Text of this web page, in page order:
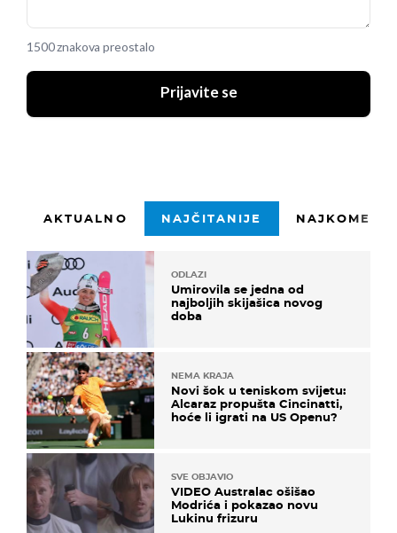
1500 znakova preostalo
Prijavite se
AKTUALNO NAJČITANIJE
ODLAZI
Umirovila se jedna od
najboljih skijašica novog
doba
NEMA KRAJA
Novi šok u teniskom svijetu:
Alcaraz propušta Cincinatti,
hoće li igrati na US Openu?
SVE OBJAVIO
VIDEO Australac ošišao
Modrića i pokazao novu
Lukinu frizuru